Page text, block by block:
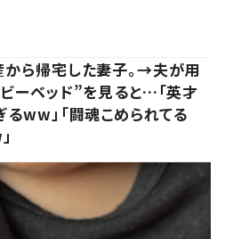
から帰宅した妻子。→夫が用
ーベッド”を見ると…「英才
ww」「闘魂こめられてる